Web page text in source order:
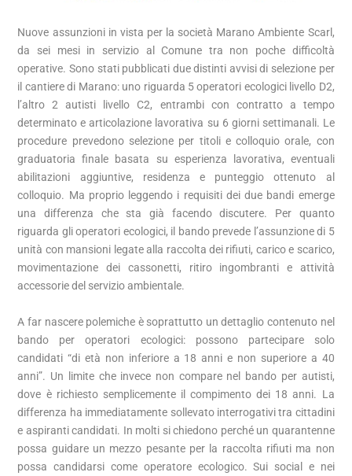
Nuove assunzioni in vista per la società Marano Ambiente Scarl,
da sei mesi in servizio al Comune tra non poche difficoltà
operative. Sono stati pubblicati due distinti avvisi di selezione per
il cantiere di Marano: uno riguarda 5 operatori ecologici livello D2,
l’altro 2 autisti livello C2, entrambi con contratto a tempo
determinato e articolazione lavorativa su 6 giorni settimanali. Le
procedure prevedono selezione per titoli e colloquio orale, con
graduatoria finale basata su esperienza lavorativa, eventuali
abilitazioni aggiuntive, residenza e punteggio ottenuto al
colloquio. Ma proprio leggendo i requisiti dei due bandi emerge
una differenza che sta già facendo discutere. Per quanto
riguarda gli operatori ecologici, il bando prevede l’assunzione di 5
unità con mansioni legate alla raccolta dei rifiuti, carico e scarico,
movimentazione dei cassonetti, ritiro ingombranti e attività
accessorie del servizio ambientale.
A far nascere polemiche è soprattutto un dettaglio contenuto nel
bando per operatori ecologici: possono partecipare solo
candidati “di età non inferiore a 18 anni e non superiore a 40
anni”. Un limite che invece non compare nel bando per autisti,
dove è richiesto semplicemente il compimento dei 18 anni. La
differenza ha immediatamente sollevato interrogativi tra cittadini
e aspiranti candidati. In molti si chiedono perché un quarantenne
possa guidare un mezzo pesante per la raccolta rifiuti ma non
possa candidarsi come operatore ecologico. Sui social e nei